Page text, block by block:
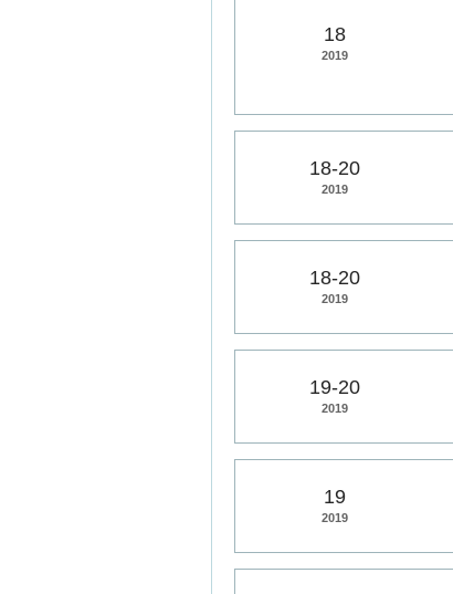
18
2019
18-20
2019
18-20
2019
19-20
2019
19
2019